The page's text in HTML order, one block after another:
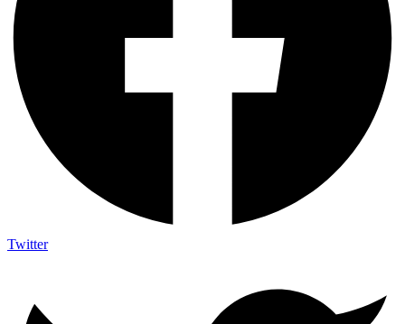
Twitter